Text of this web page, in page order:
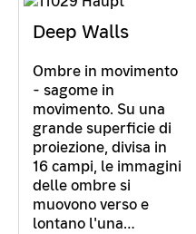
Deep Walls
Ombre in movimento
- sagome in
movimento. Su una
grande superficie di
proiezione, divisa in
16 campi, le immagini
delle ombre si
muovono verso e
lontano l'una…